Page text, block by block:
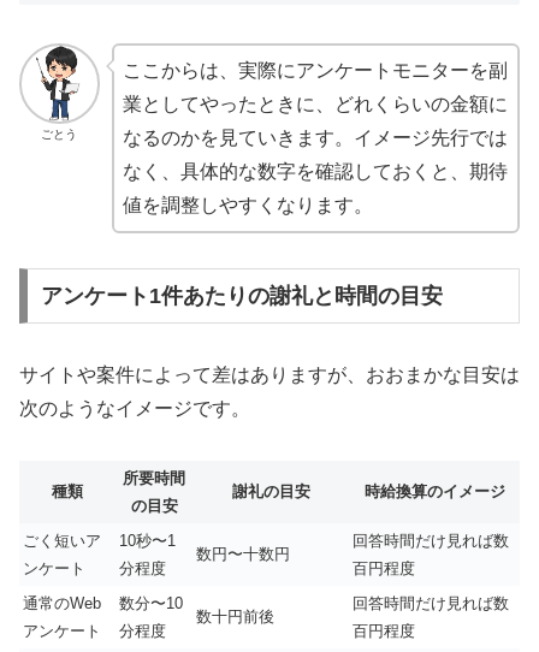
ごとう
ここからは、実際にアンケートモニターを副
業としてやったときに、どれくらいの金額に
なるのかを見ていきます。イメージ先行では
なく、具体的な数字を確認しておくと、期待
値を調整しやすくなります。
アンケート1件あたりの謝礼と時間の目安
サイトや案件によって差はありますが、おおまかな目安は
次のようなイメージです。
種類
所要時間
の目安
謝礼の目安 時給換算のイメージ
ごく短いア
ンケート
10秒〜1
分程度
数円〜十数円
回答時間だけ見れば数
百円程度
通常のWeb
アンケート
数分〜10
分程度
数十円前後
回答時間だけ見れば数
百円程度